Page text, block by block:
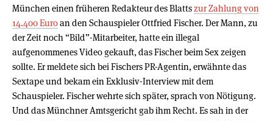
München einen früheren Redakteur des Blattszur Zahlung von
14.400 Euroan den Schauspieler Ottfried Fischer. Der Mann, zu
der Zeit noch “Bild”-Mitarbeiter, hatte ein illegal
aufgenommenes Video gekauft, das Fischer beim Sex zeigen
sollte. Er meldete sich bei Fischers PR-Agentin, erwähnte das
Sextape und bekam ein Exklusiv-Interview mit dem
Schauspieler. Fischer wehrte sich später, sprach von Nötigung.
Und das Münchner Amtsgericht gab ihm Recht. Es sah in der